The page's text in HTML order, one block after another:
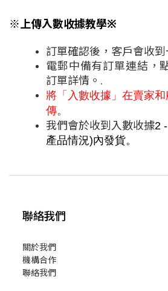
※上傳入數收據教學※
訂單確認後，客戶會收
電郵中備有訂單連結，
訂單詳情。.
將「入數收據」在賣家
傳。
我們會於收到入數收據2
產品情況)內發貨。
聯絡我們
關於我們
機構合作
聯絡我們